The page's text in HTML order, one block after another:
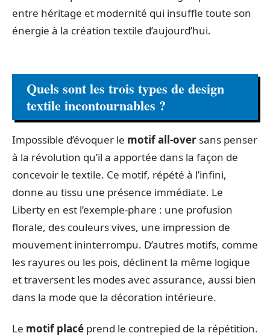
entre héritage et modernité qui insuffle toute son
énergie à la création textile d’aujourd’hui.
Quels sont les trois types de design
textile incontournables ?
Impossible d’évoquer le motif all-over sans penser
à la révolution qu’il a apportée dans la façon de
concevoir le textile. Ce motif, répété à l’infini,
donne au tissu une présence immédiate. Le
Liberty en est l’exemple-phare : une profusion
florale, des couleurs vives, une impression de
mouvement ininterrompu. D’autres motifs, comme
les rayures ou les pois, déclinent la même logique
et traversent les modes avec assurance, aussi bien
dans la mode que la décoration intérieure.
Le motif placé prend le contrepied de la répétition.